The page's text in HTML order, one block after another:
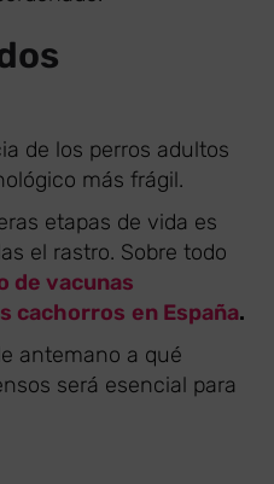
de los perros adultos
más frágil.
etapas de vida es
el rastro. Sobre todo
de vacunas
cachorros en España.
antemano a qué
será esencial para